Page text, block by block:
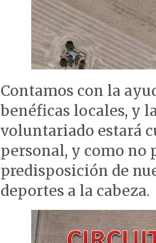
Contamos con la
benéficas locales, y
voluntariado estará
personal, y como no
predisposición de
deportes a la cabeza.